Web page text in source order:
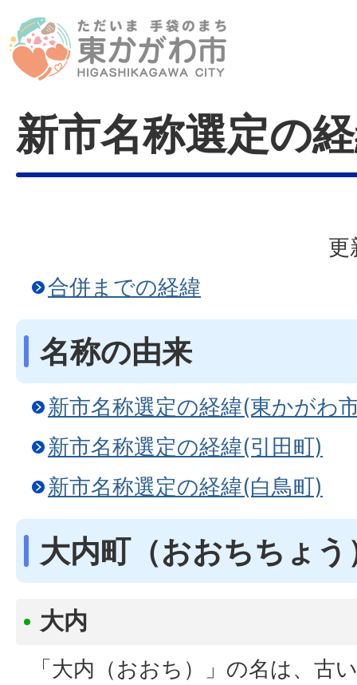
新市名称選定の
更
合併までの経緯
名称の由来
新市名称選定の経緯(東かがわ
新市名称選定の経緯(引田町)
新市名称選定の経緯(白鳥町)
大内町（おおちちょう
大内
「大内（おおち）」の名は、古